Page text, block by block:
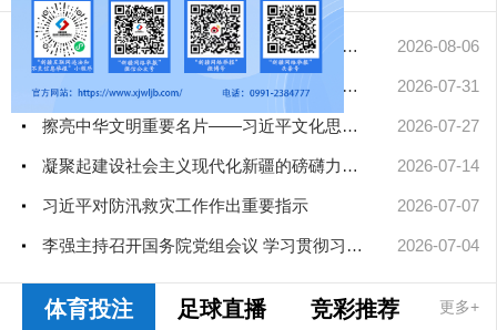
排行榜要闻 中央网信办从严处置一批违规网络娱乐团播账号 2026-08-06
中国人民大学、民族大学、政法大学、公安大学、北影、北大人民医... 2026-07-31
擦亮中华文明重要名片——习近平文化思想引领中国世界遗产申报保... 2026-07-27
凝聚起建设社会主义现代化新疆的磅礴力量——新疆各地认真学习贯... 2026-07-14
习近平对防汛救灾工作作出重要指示 2026-07-07
李强主持召开国务院党组会议 学习贯彻习近平总书记在庆祝中国共产... 2026-07-04
体育投注 足球直播 竞彩推荐 更多+